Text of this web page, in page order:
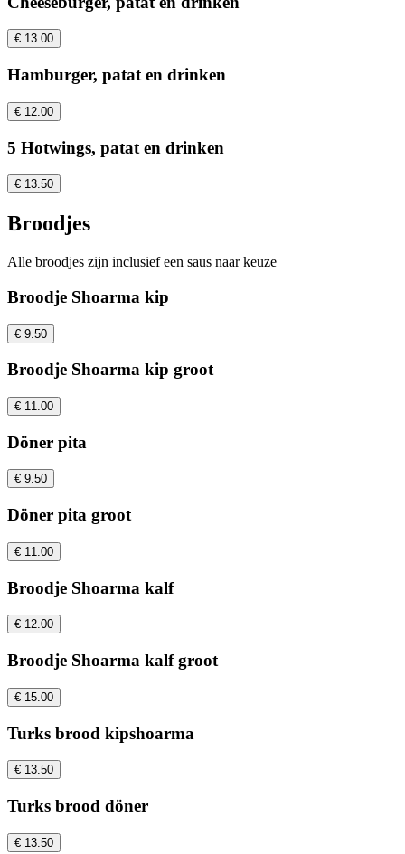
€ 13.00
Hamburger, patat en drinken
€ 12.00
5 Hotwings, patat en drinken
€ 13.50
Broodjes
Alle broodjes zijn inclusief een saus naar keuze
Broodje Shoarma kip
€ 9.50
Broodje Shoarma kip groot
€ 11.00
Döner pita
€ 9.50
Döner pita groot
€ 11.00
Broodje Shoarma kalf
€ 12.00
Broodje Shoarma kalf groot
€ 15.00
Turks brood kipshoarma
€ 13.50
Turks brood döner
€ 13.50